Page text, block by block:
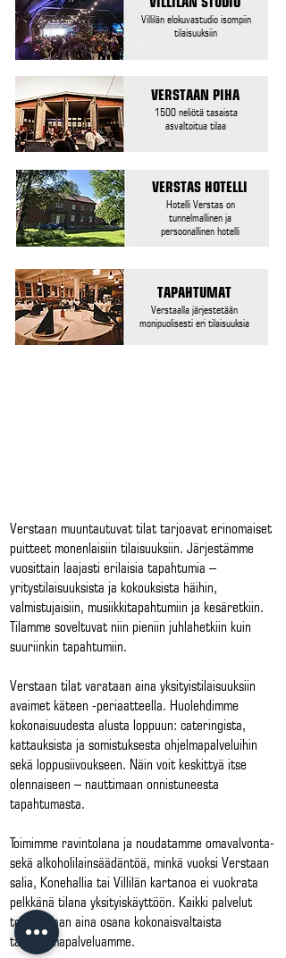
Villilän elokuvastudio isompiin
tilaisuuksiin
VERSTAAN PIHA
1500 neliötä tasaista
asvaltoitua tilaa
VERSTAS HOTELLI
Hotelli Verstas on
tunnelmallinen ja
persoonallinen hotelli
TAPAHTUMAT
Verstaalla järjestetään
monipuolisesti eri tilaisuuksia
Verstaan muuntautuvat tilat tarjoavat erinomaiset
puitteet monenlaisiin tilaisuuksiin. Järjestämme
vuosittain laajasti erilaisia tapahtumia –
yritystilaisuuksista ja kokouksista häihin,
valmistujaisiin, musiikkitapahtumiin ja kesäretkiin.
Tilamme soveltuvat niin pieniin juhlahetkiin kuin
suuriinkin tapahtumiin.
Verstaan tilat varataan aina yksityistilaisuuksiin
avaimet käteen -periaatteella. Huolehdimme
kokonaisuudesta alusta loppuun: cateringista,
kattauksista ja somistuksesta ohjelmapalveluihin
sekä loppusiivoukseen. Näin voit keskittyä itse
olennaiseen – nauttimaan onnistuneesta
tapahtumasta.
Toimimme ravintolana ja noudatamme omavalvonta-
sekä alkoholilainsäädäntöä, minkä vuoksi Verstaan
salia, Konehallia tai Villilän kartanoa ei vuokrata
pelkkänä tilana yksityiskäyttöön. Kaikki palvelut
toteutetaan aina osana kokonaisvaltaista
tapahtumapalveluamme.